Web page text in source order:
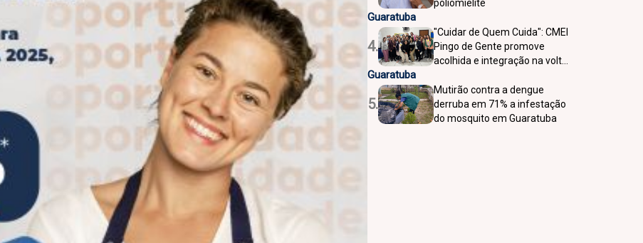
poliomielite
Guaratuba
4.
"Cuidar de Quem Cuida": CMEI
Pingo de Gente promove
acolhida e integração na volta
Guaratuba
5.
Mutirão contra a dengue
derruba em 71% a infestação
do mosquito em Guaratuba